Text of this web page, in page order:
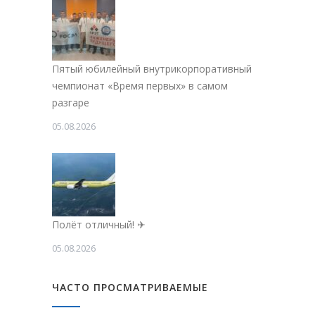
Пятый юбилейный внутрикорпоративный
чемпионат «Время первых» в самом
разгаре
05.08.2026
Полёт отличный! ✈
05.08.2026
ЧАСТО ПРОСМАТРИВАЕМЫЕ